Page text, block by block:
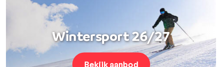
Wintersport 26/27
Bekijk aanbod